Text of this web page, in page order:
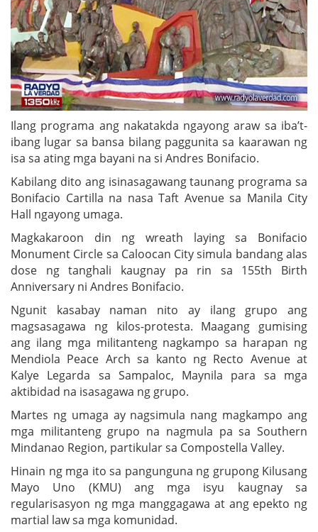
Ilang programa ang nakatakda ngayong araw sa iba’t-
ibang lugar sa bansa bilang paggunita sa kaarawan ng
isa sa ating mga bayani na si Andres Bonifacio.
Kabilang dito ang isinasagawang taunang programa sa
Bonifacio Cartilla na nasa Taft Avenue sa Manila City
Hall ngayong umaga.
Magkakaroon din ng wreath laying sa Bonifacio
Monument Circle sa Caloocan City simula bandang alas
dose ng tanghali kaugnay pa rin sa 155th Birth
Anniversary ni Andres Bonifacio.
Ngunit kasabay naman nito ay ilang grupo ang
magsasagawa ng kilos-protesta. Maagang gumising
ang ilang mga militanteng nagkampo sa harapan ng
Mendiola Peace Arch sa kanto ng Recto Avenue at
Kalye Legarda sa Sampaloc, Maynila para sa mga
aktibidad na isasagawa ng grupo.
Martes ng umaga ay nagsimula nang magkampo ang
mga militanteng grupo na nagmula pa sa Southern
Mindanao Region, partikular sa Compostella Valley.
Hinain ng mga ito sa pangunguna ng grupong Kilusang
Mayo Uno (KMU) ang mga isyu kaugnay sa
regularisasyon ng mga manggagawa at ang epekto ng
martial law sa mga komunidad.